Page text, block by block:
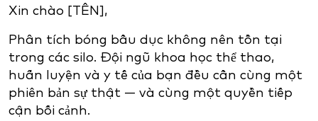
Xin chào [TÊN],
Phân tích bóng bầu dục không nên tồn tại
trong các silo. Đội ngũ khoa học thể thao,
huấn luyện và y tế của bạn đều cần cùng một
phiên bản sự thật — và cùng một quyền tiếp
cận bối cảnh.